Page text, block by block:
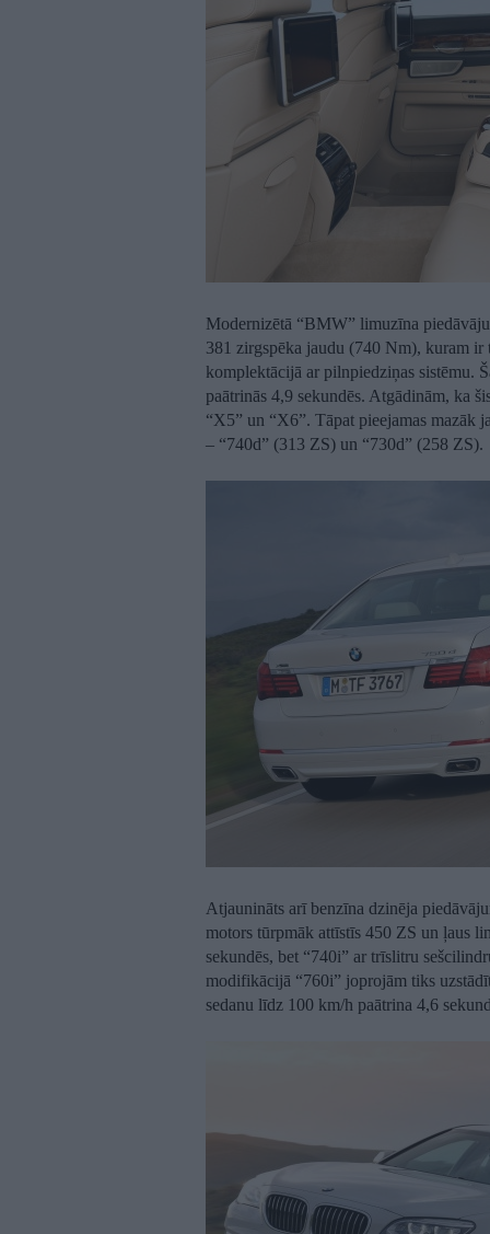
Modernizētā “BMW” limuzīna
381 zirgspēka jaudu (740 Nm), kuram
komplektācijā ar pilnpiedziņas sistēmu.
paātrinās 4,9 sekundēs. Atgādinām, ka
“X5” un “X6”. Tāpat pieejamas mazāk
– “740d” (313 ZS) un “730d” (258 ZS).
Atjaunināts arī benzīna dzinēja
motors tūrpmāk attīstīs 450 ZS un ļaus
sekundēs, bet “740i” ar trīslitru
modifikācijā “760i” joprojām tiks
sedanu līdz 100 km/h paātrina 4,6